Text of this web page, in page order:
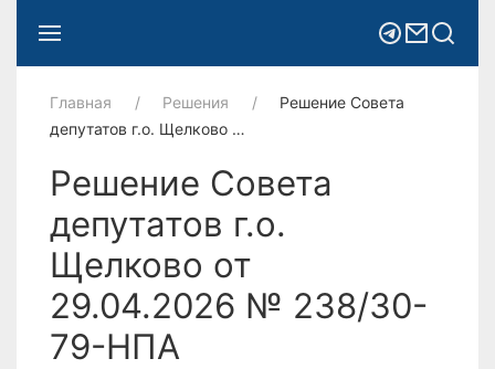
Главная Решения
Решение Совета
депутатов г.о. Щелково …
Решение Совета
депутатов г.о.
Щелково от
29.04.2026 № 238/30-
79-НПА